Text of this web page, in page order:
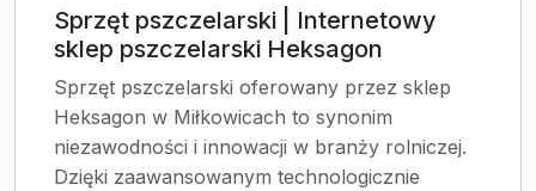
Sprzęt pszczelarski | Internetowy
sklep pszczelarski Heksagon
Sprzęt pszczelarski oferowany przez sklep
Heksagon w Miłkowicach to synonim
niezawodności i innowacji w branży rolniczej.
Dzięki zaawansowanym technologicznie